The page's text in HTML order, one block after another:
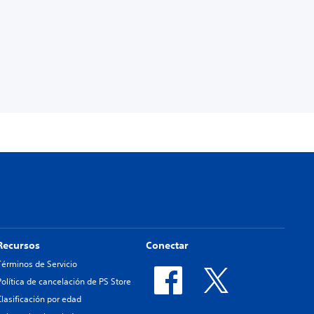
de Servicio
de cancelación de PS Store
por edad
Conectar